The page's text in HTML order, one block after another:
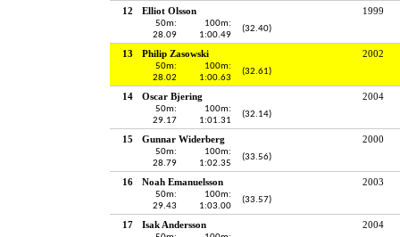
12 Elliot Olsson 1999
50m:
28.09
100m:
1:00.49
(32.40)
13 Philip Zasowski 2002
50m:
28.02
100m:
1:00.63
(32.61)
14 Oscar Bjering 2004
50m:
29.17
100m:
1:01.31
(32.14)
15 Gunnar Widerberg 2000
50m:
28.79
100m:
1:02.35
(33.56)
16 Noah Emanuelsson 2003
50m:
29.43
100m:
1:03.00
(33.57)
17 Isak Andersson 2004